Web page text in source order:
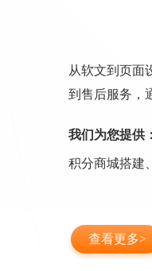
从软文到页面
到售后服务，
我们为您提供：
积分商城搭建
查看更多>